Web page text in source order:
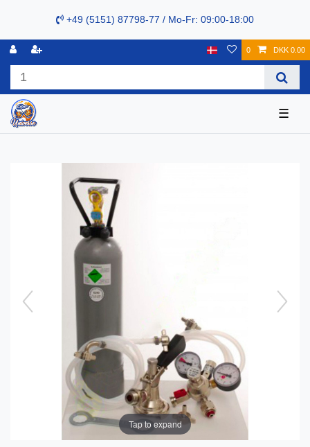
+49 (5151) 87798-77 / Mo-Fr: 09:00-18:00
0 DKK 0.00
☰
Tap to expand